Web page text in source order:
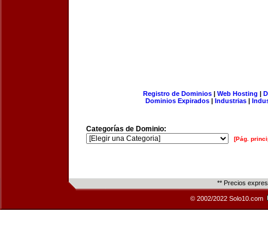
Registro de Dominios| Web Hosting |
Dominios Expirados | Industrias |
Categorías de Dominio:
[Pág.
** Precios
© 2002/2022 Solo10.com